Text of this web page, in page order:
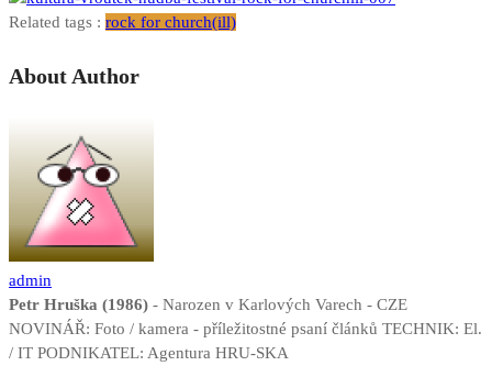
Related tags : rock for church(ill)
About Author
admin
Petr Hruška (1986) - Narozen v Karlových Varech - CZE
NOVINÁŘ: Foto / kamera - příležitostné psaní článků TECHNIK: El.
/ IT PODNIKATEL: Agentura HRU-SKA